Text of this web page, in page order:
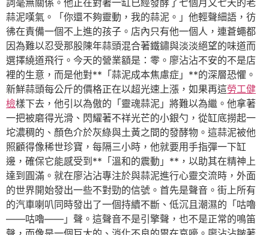
蒜泥嘆氣。「你還不夠靈動，我的蒜泥。」他輕聲細語，彷
彿在責備一個不上進的孩子。店內只有他一個人，連蒼蠅都
因為難以忍受那股陳年蒜頭混合著鐵鏽與淡淡絕望的味道而
選擇繞道飛行。今天的營業額是：零。廖沾沾不安的不是店
裡的生意，而是他對**「蒜泥成本焦慮症」**的深層恐懼。
新鮮蒜頭每公斤的價格正在以超光速上漲，如果再這勞工健
檢樣下去，他引以為傲的「靈魂蒜泥」將難以為繼。他拿著
一把被磨得光滑、閃耀著不祥光芒的小銀勺，從缸底撈起一
坨濃稠的、顏色介於灰綠與土黃之間的發酵物。這蒜泥被他
照顧得像稀世珍寶，每隔三小時，他就要用手指彈一下缸
邊，確保它能感受到**「溫和的震動」**，以助其在精神上
達到圓滿。就在廖沾沾專注於與蒜泥進行心靈交流時，外面
的世界開始發出一些不對勁的信號。首先是聲音。街上所有
的汽車喇叭同時發出了一個持續不斷、低沉且潮濕的「咕嚕
——咕嚕——」聲。這聲音不是引擎聲，也不是正常的鳴笛